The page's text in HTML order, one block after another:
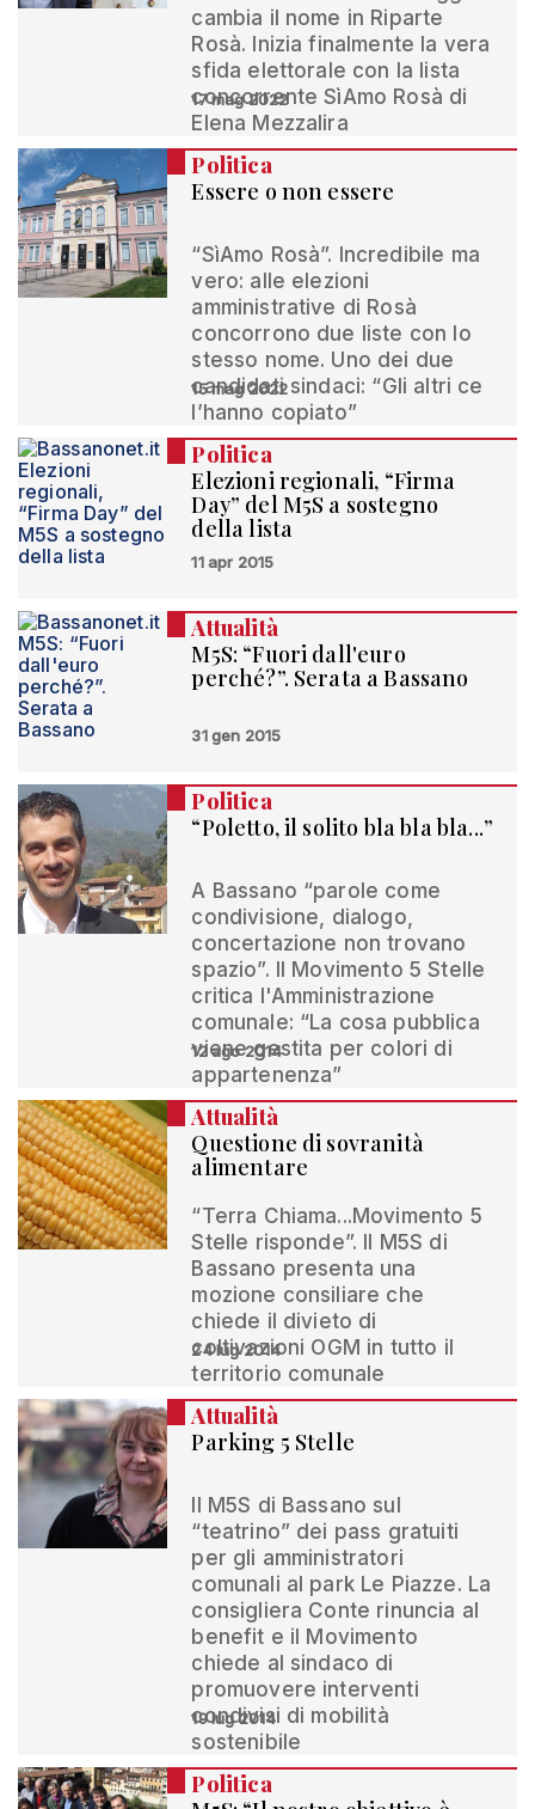
cambia il nome in Riparte
Rosà. Inizia finalmente la vera
sfida elettorale con la lista
concorrente SìAmo Rosà di
Elena Mezzalira
17 mag 2022
Politica
Essere o non essere
“SìAmo Rosà”. Incredibile ma
vero: alle elezioni
amministrative di Rosà
concorrono due liste con lo
stesso nome. Uno dei due
candidati sindaci: “Gli altri ce
l’hanno copiato”
15 mag 2022
Politica
Elezioni regionali, “Firma
Day” del M5S a sostegno
della lista
11 apr 2015
Attualità
M5S: “Fuori dall'euro
perché?”. Serata a Bassano
31 gen 2015
Politica
“Poletto, il solito bla bla bla...”
A Bassano “parole come
condivisione, dialogo,
concertazione non trovano
spazio”. Il Movimento 5 Stelle
critica l'Amministrazione
comunale: “La cosa pubblica
viene gestita per colori di
appartenenza”
12 ago 2014
Attualità
Questione di sovranità
alimentare
“Terra Chiama...Movimento 5
Stelle risponde”. Il M5S di
Bassano presenta una
mozione consiliare che
chiede il divieto di
coltivazioni OGM in tutto il
territorio comunale
24 lug 2014
Attualità
Parking 5 Stelle
Il M5S di Bassano sul
“teatrino” dei pass gratuiti
per gli amministratori
comunali al park Le Piazze. La
consigliera Conte rinuncia al
benefit e il Movimento
chiede al sindaco di
promuovere interventi
condivisi di mobilità
sostenibile
19 lug 2014
Politica